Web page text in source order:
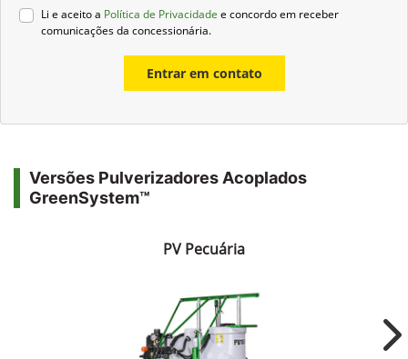
Li e aceito a Política de Privacidade e concordo em receber
comunicações da concessionária.
Entrar em contato
Versões Pulverizadores Acoplados
GreenSystem™
PV Pecuária